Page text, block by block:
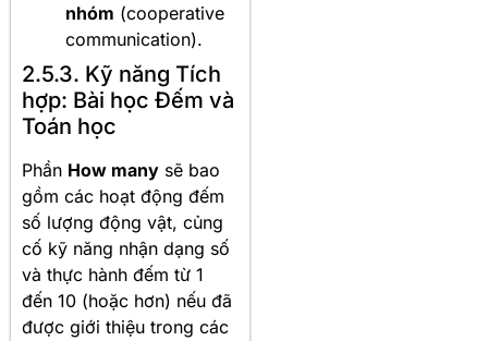
nhóm (cooperative
communication).
2.5.3. Kỹ năng Tích
hợp: Bài học Đếm và
Toán học
Phần How many sẽ bao
gồm các hoạt động đếm
số lượng động vật, củng
cố kỹ năng nhận dạng số
và thực hành đếm từ 1
đến 10 (hoặc hơn) nếu đã
được giới thiệu trong các